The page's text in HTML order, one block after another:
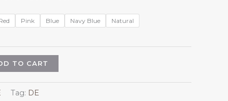
Pink Blue Navy Blue Natural
TO CART
Tag: DE